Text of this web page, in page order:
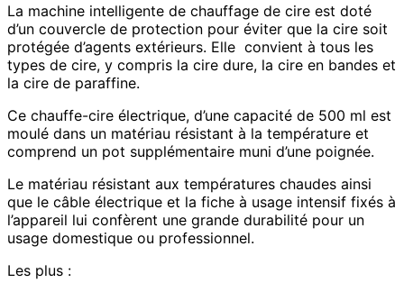
La machine intelligente de chauffage de cire est doté
d’un couvercle de protection pour éviter que la cire soit
protégée d’agents extérieurs. Elle convient à tous les
types de cire, y compris la cire dure, la cire en bandes et
la cire de paraffine.
Ce chauffe-cire électrique, d’une capacité de 500 ml est
moulé dans un matériau résistant à la température et
comprend un pot supplémentaire muni d’une poignée.
Le matériau résistant aux températures chaudes ainsi
que le câble électrique et la fiche à usage intensif fixés à
l’appareil lui confèrent une grande durabilité pour un
usage domestique ou professionnel.
Les plus :